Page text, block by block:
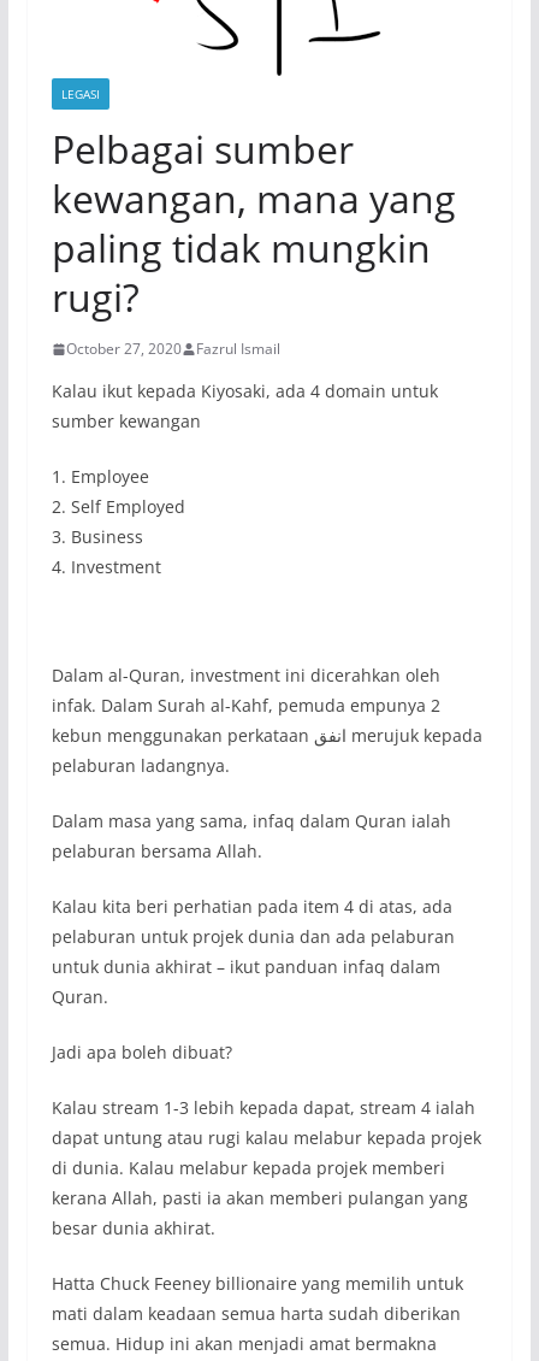
LEGASI
Pelbagai sumber
kewangan, mana yang
paling tidak mungkin
rugi?
October 27, 2020 Fazrul Ismail
Kalau ikut kepada Kiyosaki, ada 4 domain untuk
sumber kewangan
1. Employee
2. Self Employed
3. Business
4. Investment
Dalam al-Quran, investment ini dicerahkan oleh
infak. Dalam Surah al-Kahf, pemuda empunya 2
kebun menggunakan perkataan انفق merujuk kepada
pelaburan ladangnya.
Dalam masa yang sama, infaq dalam Quran ialah
pelaburan bersama Allah.
Kalau kita beri perhatian pada item 4 di atas, ada
pelaburan untuk projek dunia dan ada pelaburan
untuk dunia akhirat – ikut panduan infaq dalam
Quran.
Jadi apa boleh dibuat?
Kalau stream 1-3 lebih kepada dapat, stream 4 ialah
dapat untung atau rugi kalau melabur kepada projek
di dunia. Kalau melabur kepada projek memberi
kerana Allah, pasti ia akan memberi pulangan yang
besar dunia akhirat.
Hatta Chuck Feeney billionaire yang memilih untuk
mati dalam keadaan semua harta sudah diberikan
semua. Hidup ini akan menjadi amat bermakna